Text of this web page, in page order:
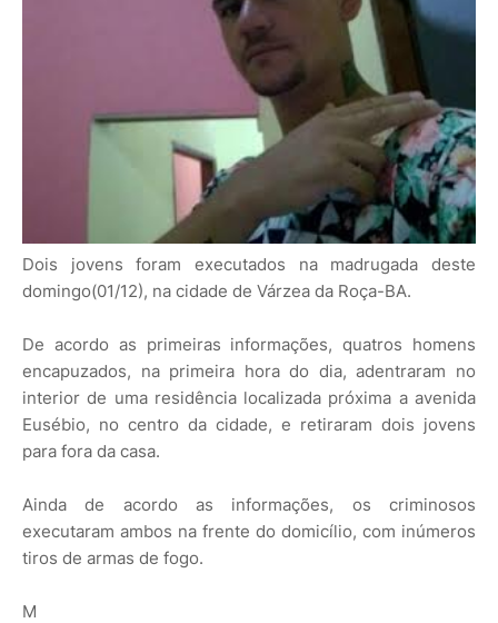
Dois jovens foram executados na madrugada deste
domingo(01/12), na cidade de Várzea da Roça-BA.
De acordo as primeiras informações, quatros homens
encapuzados, na primeira hora do dia, adentraram no
interior de uma residência localizada próxima a avenida
Eusébio, no centro da cidade, e retiraram dois jovens
para fora da casa.
Ainda de acordo as informações, os criminosos
executaram ambos na frente do domicílio, com inúmeros
tiros de armas de fogo.
M